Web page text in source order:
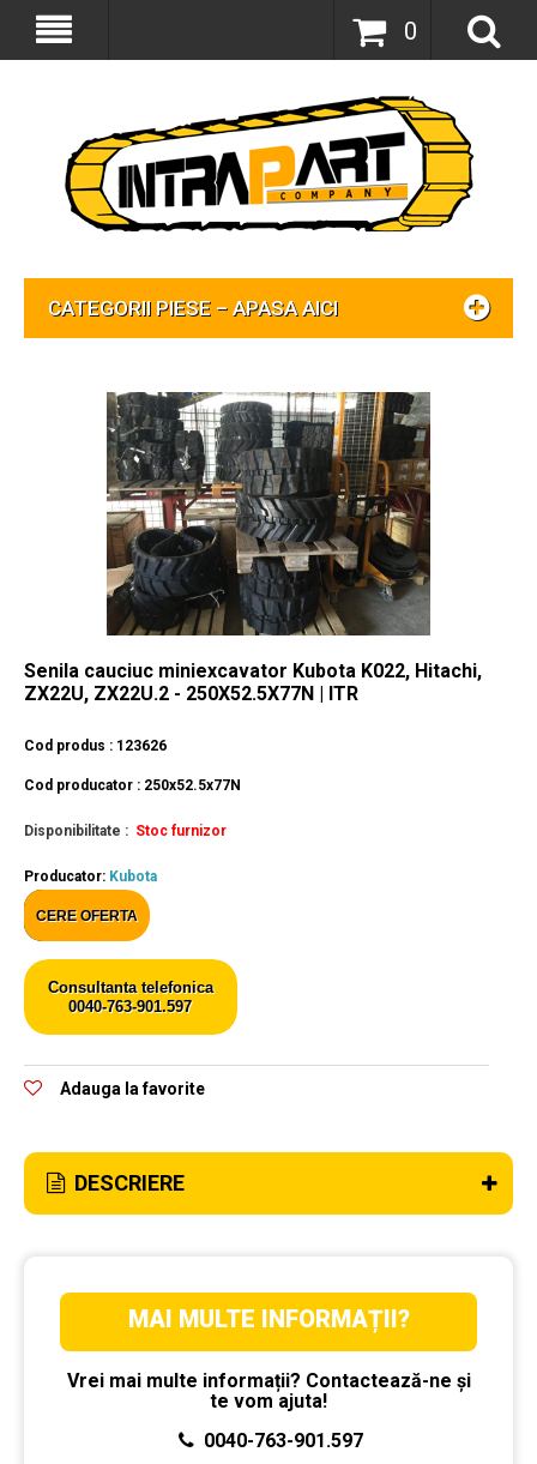
0
CATEGORII PIESE – APASA AICI
Senila cauciuc miniexcavator Kubota K022, Hitachi,
ZX22U, ZX22U.2 - 250X52.5X77N | ITR
Cod produs : 123626
Cod producator : 250x52.5x77N
Disponibilitate : Stoc furnizor
Producator: Kubota
CERE OFERTA
Consultanta telefonica
0040-763-901.597
Adauga la favorite
DESCRIERE
MAI MULTE INFORMAȚII?
Vrei mai multe informații? Contactează-ne și
te vom ajuta!
0040-763-901.597